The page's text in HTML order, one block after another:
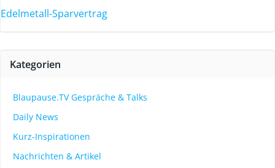
Edelmetall-Sparvertrag
Kategorien
Blaupause.TV Gespräche & Talks
Daily News
Kurz-Inspirationen
Nachrichten & Artikel